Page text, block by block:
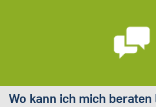
Wo kann ich mich beraten